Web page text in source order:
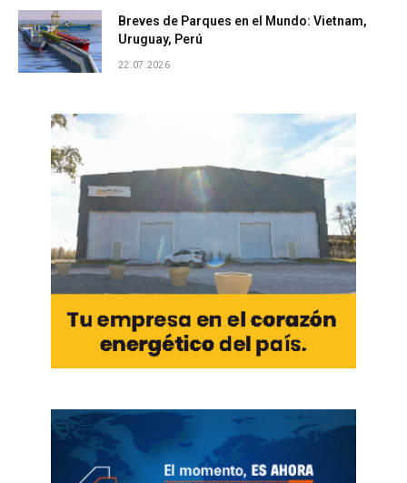
Breves de Parques en el Mundo: Vietnam,
Uruguay, Perú
22.07.2026